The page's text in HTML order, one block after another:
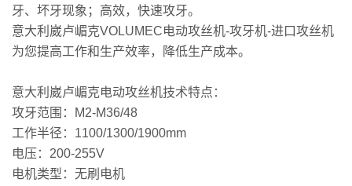
牙、坏牙现象；高效，快速攻牙。
意大利崴卢嵋克VOLUMEC电动攻丝机-攻牙机-进口攻丝机
为您提高工作和生产效率，降低生产成本。
意大利崴卢嵋克电动攻丝机技术特点：
攻牙范围：M2-M36/48
工作半径：1100/1300/1900mm
电压：200-255V
电机类型：无刷电机